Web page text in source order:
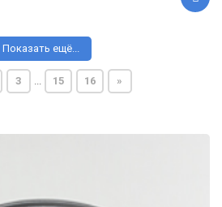
Показать ещё...
3 15 16 »